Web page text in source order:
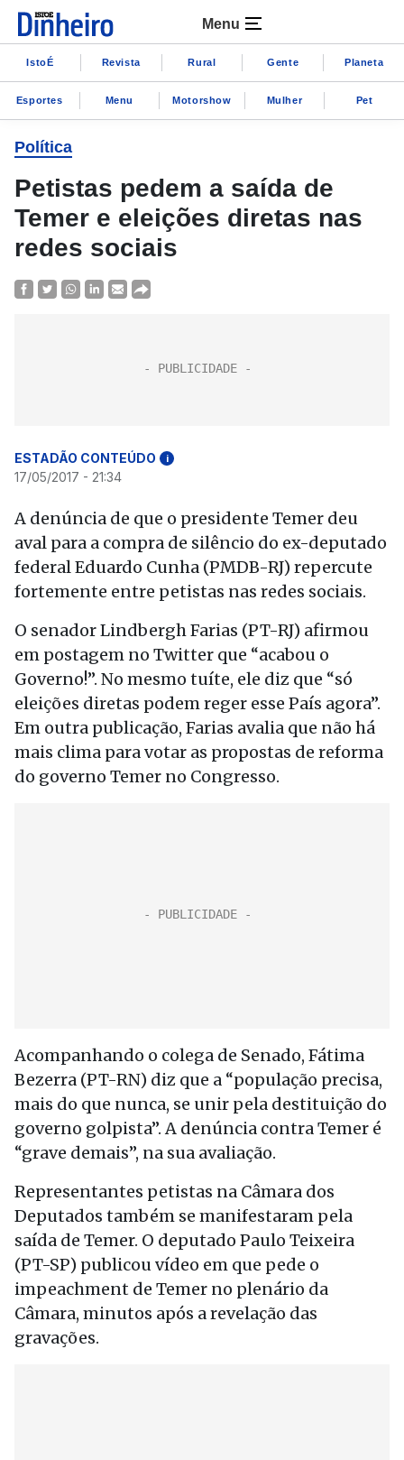
Menu
IstoÉ Revista Rural Gente Planeta
Esportes Menu Motorshow Mulher Pet
Política
Petistas pedem a saída de
Temer e eleições diretas nas
redes sociais
ESTADÃO CONTEÚDO i
17/05/2017 - 21:34
A denúncia de que o presidente Temer deu
aval para a compra de silêncio do ex-deputado
federal Eduardo Cunha (PMDB-RJ) repercute
fortemente entre petistas nas redes sociais.
O senador Lindbergh Farias (PT-RJ) afirmou
em postagem no Twitter que “acabou o
Governo!”. No mesmo tuíte, ele diz que “só
eleições diretas podem reger esse País agora”.
Em outra publicação, Farias avalia que não há
mais clima para votar as propostas de reforma
do governo Temer no Congresso.
Acompanhando o colega de Senado, Fátima
Bezerra (PT-RN) diz que a “população precisa,
mais do que nunca, se unir pela destituição do
governo golpista”. A denúncia contra Temer é
“grave demais”, na sua avaliação.
Representantes petistas na Câmara dos
Deputados também se manifestaram pela
saída de Temer. O deputado Paulo Teixeira
(PT-SP) publicou vídeo em que pede o
impeachment de Temer no plenário da
Câmara, minutos após a revelação das
gravações.